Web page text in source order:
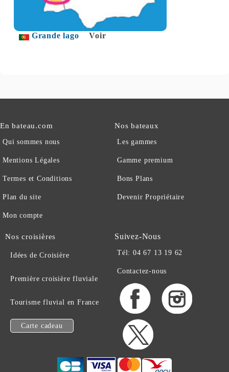
Grande lago Voir
En bateau.com
Qui sommes nous
Mentions Légales
Termes et Conditions
Plan du site
Mon compte
Nos bateaux
Les gammes
Gamme premium
Bons Plans
Devenir Propriétaire
Nos croisières
Idées de Croisière
Première croisière fluviale
Tourisme fluvial en France
Carte cadeau
Suivez-Nous
Tél: 04 67 13 19 62
Contactez-nous